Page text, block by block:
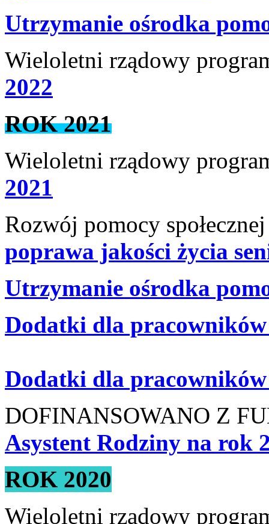
Utrzymanie ośrodka
Wieloletni rządowy
2022
ROK 2021
Wieloletni rządowy
2021
Rozwój pomocy
poprawa jakości życia
Utrzymanie ośrodka
Dodatki dla pracowników
Dodatki dla pracowników
DOFINANSOWANO Z
Asystent Rodziny na rok
ROK 2020
Wieloletni rządowy